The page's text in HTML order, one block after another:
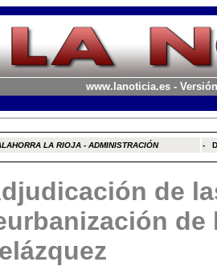
www.lanoticia.es -
LA RIOJA - ADMINISTRACIÓN -
de
de